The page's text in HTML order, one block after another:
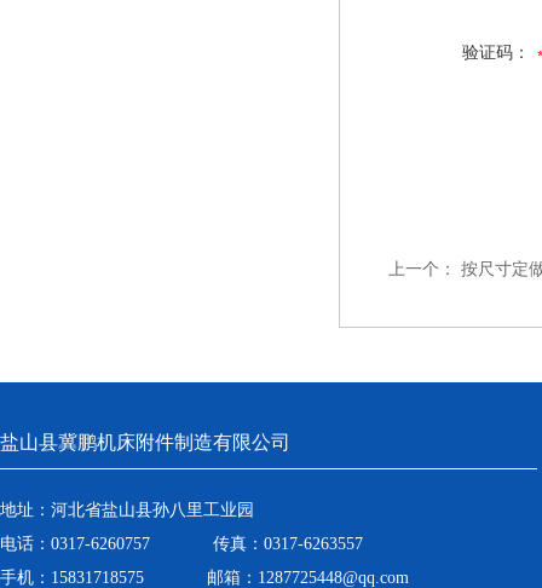
验证码：
上一个： 按尺寸定
盐山县冀鹏机床附件制造有限公司
地址：河北省盐山县孙八里工业园
电话：0317-6260757 传真：0317-6263557
手机：15831718575 邮箱：1287725448@qq.com